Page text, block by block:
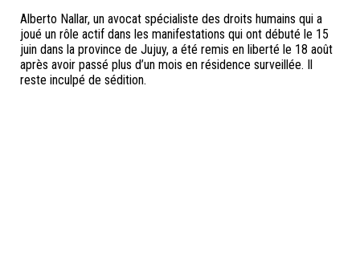
Alberto Nallar, un avocat spécialiste des droits humains qui a
joué un rôle actif dans les manifestations qui ont débuté le 15
juin dans la province de Jujuy, a été remis en liberté le 18 août
après avoir passé plus d’un mois en résidence surveillée. Il
reste inculpé de sédition.